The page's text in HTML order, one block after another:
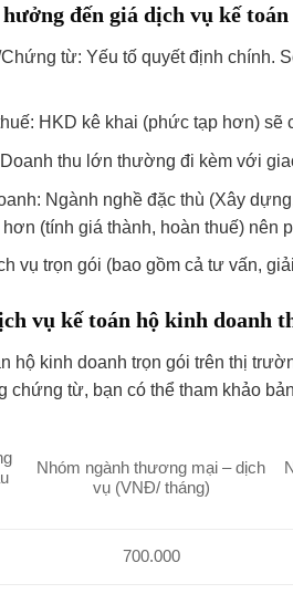
đến giá dịch vụ kế toán
từ: Yếu tố quyết định chính.
HKD kê khai (phức tạp hơn)
thu lớn thường đi kèm với
Ngành nghề đặc thù (Xây
(tính giá thành, hoàn thuế)
vụ trọn gói (bao gồm cả tư vấn,
vụ kế toán hộ kinh doanh
hộ kinh doanh trọn gói trên thị
chứng từ, bạn có thể tham khảo
Nhóm ngành thương mại – dịch
vụ (VNĐ/ tháng)
700.000